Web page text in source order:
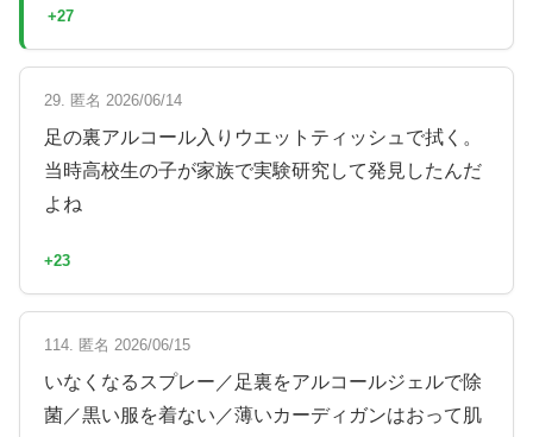
+27
29. 匿名 2026/06/14
足の裏アルコール入りウエットティッシュで拭く。
当時高校生の子が家族で実験研究して発見したんだ
よね
+23
114. 匿名 2026/06/15
いなくなるスプレー／足裏をアルコールジェルで除
菌／黒い服を着ない／薄いカーディガンはおって肌